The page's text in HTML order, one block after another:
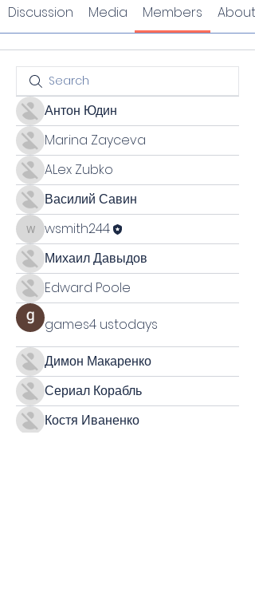
Discussion Media Members About
Антон Юдин
Marina Zayceva
ALex Zubko
Василий Савин
wsmith244
wsmith244
Михаил Давыдов
Edward Poole
games4 ustodays
Димон Макаренко
Сериал Корабль
Костя Иваненко